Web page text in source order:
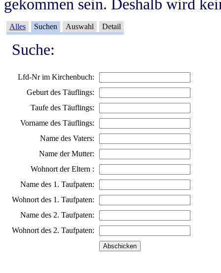
gekommen sein. Deshalb wird
Alles Suchen Auswahl Detail
Suche:
Lfd-Nr im Kirchenbuch:
Geburt des Täuflings:
Taufe des Täuflings:
Vorname des Täuflings:
Name des Vaters:
Name der Mutter:
Wohnort der Eltern :
Name des 1. Taufpaten:
Wohnort des 1. Taufpaten:
Name des 2. Taufpaten:
Wohnort des 2. Taufpaten: